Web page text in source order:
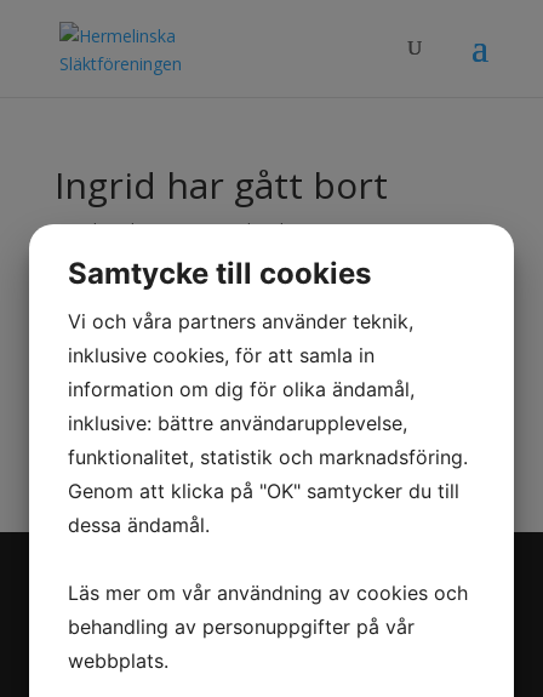
Ingrid har gått bort
avJohan|jun 29, 2020|Nyheter
Ingrid Gustafson f Hermelin gick bort den 16 april 2020.
Hon tillhörde Thorsvigrenen, Thorstens kvist och var
dotter till Mjölk-Sven och Elsa. Närmast sörjande är
sonen Lars.
Hermelinska Släktföreningen
Nytorpsvägen 30
191 35 Sollentuna
Samtycke till cookies
Vi och våra partners använder teknik,
inklusive cookies, för att samla in
information om dig för olika ändamål,
inklusive: bättre användarupplevelse,
funktionalitet, statistik och marknadsföring.
Genom att klicka på "OK" samtycker du till
dessa ändamål.
Läs mer om vår användning av cookies och
behandling av personuppgifter på vår
webbplats.